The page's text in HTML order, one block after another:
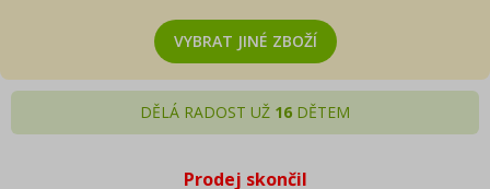
VYBRAT JINÉ ZBOŽÍ
DĚLÁ RADOST UŽ 16 DĚTEM
Prodej skončil